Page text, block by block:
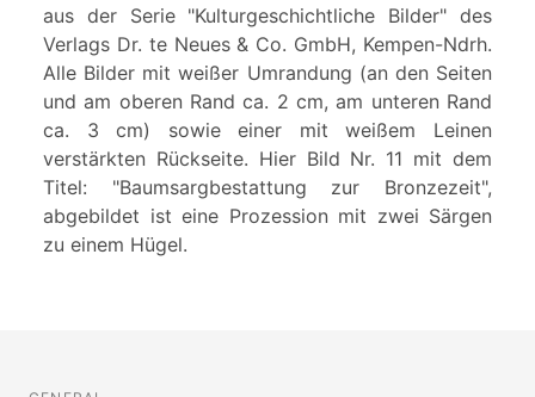
aus der Serie "Kulturgeschichtliche Bilder" des
Verlags Dr. te Neues & Co. GmbH, Kempen-Ndrh.
Alle Bilder mit weißer Umrandung (an den Seiten
und am oberen Rand ca. 2 cm, am unteren Rand
ca. 3 cm) sowie einer mit weißem Leinen
verstärkten Rückseite. Hier Bild Nr. 11 mit dem
Titel: "Baumsargbestattung zur Bronzezeit",
abgebildet ist eine Prozession mit zwei Särgen
zu einem Hügel.